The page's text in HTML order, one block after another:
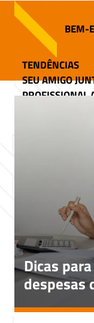
BEM-
TENDÊNCIAS
SEU AMIGO
PROFISSIONAL
Dicas
despesas